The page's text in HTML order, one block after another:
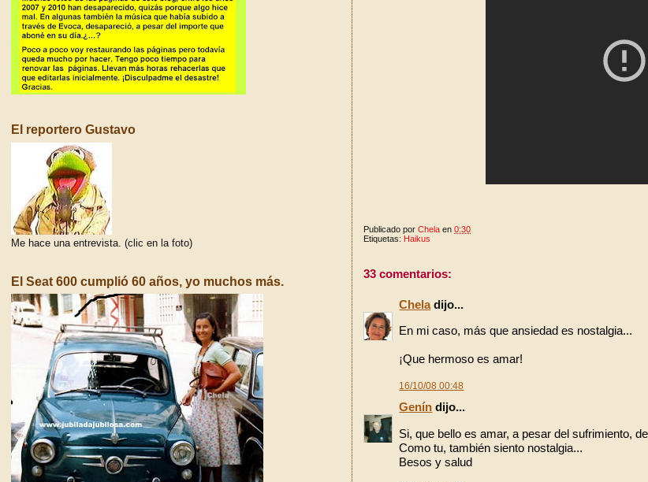
Publicado porChela en0:30
Etiquetas: Haikus
33 comentarios:
Cheladijo...
En mi caso, más que ansiedad es nostalgia...
¡Que hermoso es amar!
16/10/08 00:48
Genín dijo...
Si, que bello es amar, a pesar del sufrimiento,
Como tu, también siento nostalgia...
Besos y salud
El reportero Gustavo
Me hace una entrevista. (clic en la foto)
El Seat 600 cumplió 60 años, yo muchos más.